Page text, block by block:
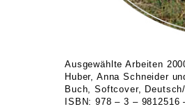
Ausgewählte Arbeiten
Huber, Anna Schneider
Buch, Softcover,
ISBN: 978 – 3 – 9812516